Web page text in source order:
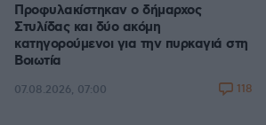
Προφυλακίστηκαν ο δήμαρχος
Στυλίδας και δύο ακόμη
κατηγορούμενοι για την πυρκαγιά στη
Βοιωτία
07.08.2026, 07:00 118